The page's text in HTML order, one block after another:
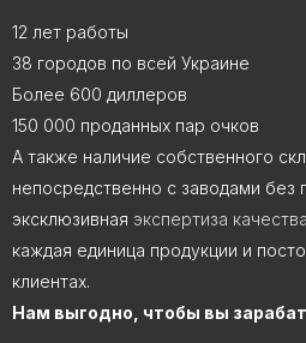
12 лет работы
38 городов по всей Украине
Более 600 диллеров
150 000 проданных пар очков
А также наличие собственного
непосредственно с заводами без
эксклюзивная экспертиза качества
каждая единица продукции и
клиентах.
Нам выгодно, чтобы вы